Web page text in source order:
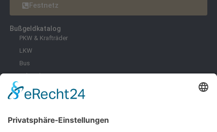
Festnetz
Bußgeldkatalog
PKW & Krafträder
LKW
Bus
Fahrräder & E-Scooter
Zoll
Umwelt
Infektionsschutz